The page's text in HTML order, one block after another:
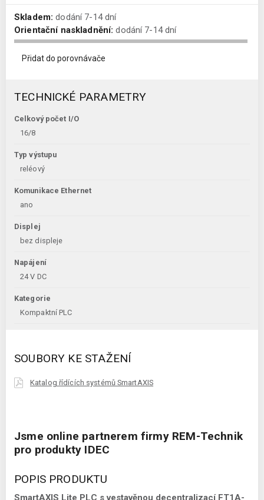
Skladem: dodání 7-14 dní
Orientační naskladnění: dodání 7-14 dní
Přidat do porovnávače
TECHNICKÉ PARAMETRY
Celkový počet I/O
16/8
Typ výstupu
reléový
Komunikace Ethernet
ano
Displej
bez displeje
Napájení
24 V DC
Kategorie
Kompaktní PLC
SOUBORY KE STAŽENÍ
Katalog řídících systémů SmartAXIS
Jsme online partnerem firmy REM-Technik
pro produkty IDEC
POPIS PRODUKTU
SmartAXIS Lite PLC s vestavěnou decentralizací FT1A-